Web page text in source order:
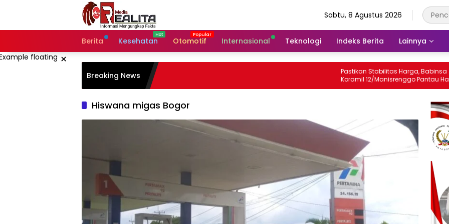
Sabtu, 8 Agustus 2026
Berita Kesehatan Otomotif Internasional Teknologi Indeks Berita Lainnya
×
Breaking News
Pastikan Stabilitas Harga, Babinsa
Koramil 12/Manisrenggo Pantau Harga
Sembako Di Pasar Klewer
Hiswana migas Bogor